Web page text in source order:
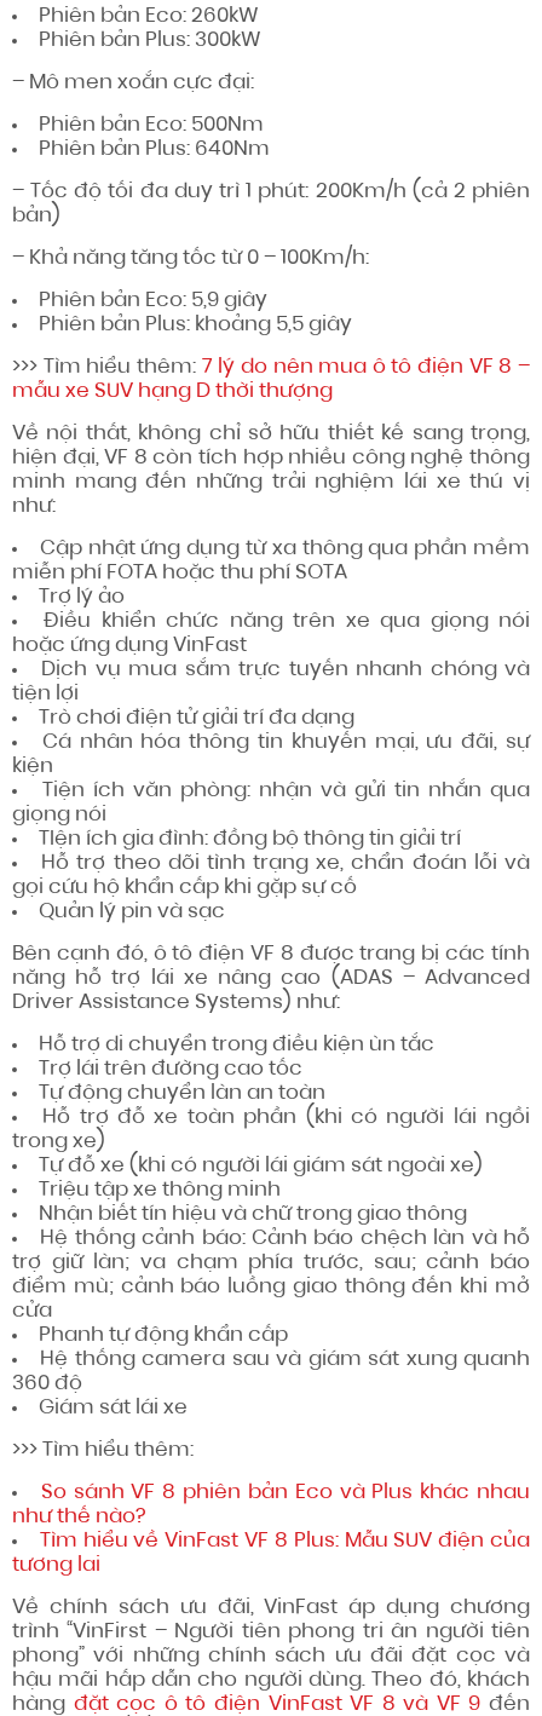
Phiên bản Eco: 260kW
Phiên bản Plus: 300kW
– Mô men xoắn cực đại:
Phiên bản Eco: 500Nm
Phiên bản Plus: 640Nm
– Tốc độ tối đa duy trì 1 phút: 200Km/h (cả 2 phiên
bản)
– Khả năng tăng tốc từ 0 – 100Km/h:
Phiên bản Eco: 5,9 giây
Phiên bản Plus: khoảng 5,5 giây
>>> Tìm hiểu thêm: 7 lý do nên mua ô tô điện VF 8 –
mẫu xe SUV hạng D thời thượng
Về nội thất, không chỉ sở hữu thiết kế sang trọng,
hiện đại, VF 8 còn tích hợp nhiều công nghệ thông
minh mang đến những trải nghiệm lái xe thú vị
như:
Cập nhật ứng dụng từ xa thông qua phần mềm
miễn phí FOTA hoặc thu phí SOTA
Trợ lý ảo
Điều khiển chức năng trên xe qua giọng nói
hoặc ứng dụng VinFast
Dịch vụ mua sắm trực tuyến nhanh chóng và
tiện lợi
Trò chơi điện tử giải trí đa dạng
Cá nhân hóa thông tin khuyến mại, ưu đãi, sự
kiện
Tiện ích văn phòng: nhận và gửi tin nhắn qua
giọng nói
TIện ích gia đình: đồng bộ thông tin giải trí
Hỗ trợ theo dõi tình trạng xe, chẩn đoán lỗi và
gọi cứu hộ khẩn cấp khi gặp sự cố
Quản lý pin và sạc
Bên cạnh đó, ô tô điện VF 8 được trang bị các tính
năng hỗ trợ lái xe nâng cao (ADAS – Advanced
Driver Assistance Systems) như:
Hỗ trợ di chuyển trong điều kiện ùn tắc
Trợ lái trên đường cao tốc
Tự động chuyển làn an toàn
Hỗ trợ đỗ xe toàn phần (khi có người lái ngồi
trong xe)
Tự đỗ xe (khi có người lái giám sát ngoài xe)
Triệu tập xe thông minh
Nhận biết tín hiệu và chữ trong giao thông
Hệ thống cảnh báo: Cảnh báo chệch làn và hỗ
trợ giữ làn; va chạm phía trước, sau; cảnh báo
điểm mù; cảnh báo luồng giao thông đến khi mở
cửa
Phanh tự động khẩn cấp
Hệ thống camera sau và giám sát xung quanh
360 độ
Giám sát lái xe
>>> Tìm hiểu thêm:
So sánh VF 8 phiên bản Eco và Plus khác nhau
như thế nào?
Tìm hiểu về VinFast VF 8 Plus: Mẫu SUV điện của
tương lai
Về chính sách ưu đãi, VinFast áp dụng chương
trình “VinFirst – Người tiên phong tri ân người tiên
phong” với những chính sách ưu đãi đặt cọc và
hậu mãi hấp dẫn cho người dùng. Theo đó, khách
hàng đặt cọc ô tô điện VinFast VF 8 và VF 9 đến